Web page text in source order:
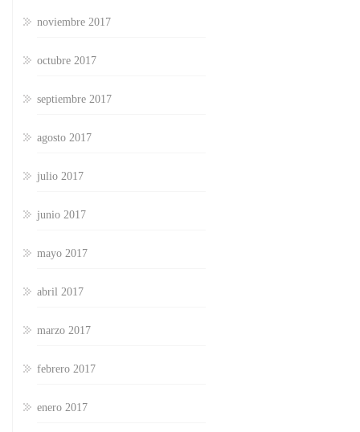
noviembre 2017
octubre 2017
septiembre 2017
agosto 2017
julio 2017
junio 2017
mayo 2017
abril 2017
marzo 2017
febrero 2017
enero 2017